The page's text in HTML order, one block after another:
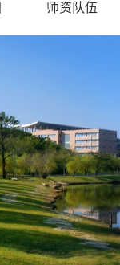
师资队伍